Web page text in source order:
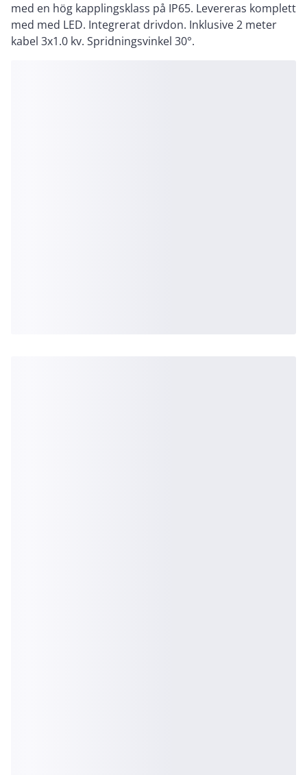
med en hög kapplingsklass på IP65. Levereras komplett
med med LED. Integrerat drivdon. Inklusive 2 meter
kabel 3x1.0 kv. Spridningsvinkel 30°.